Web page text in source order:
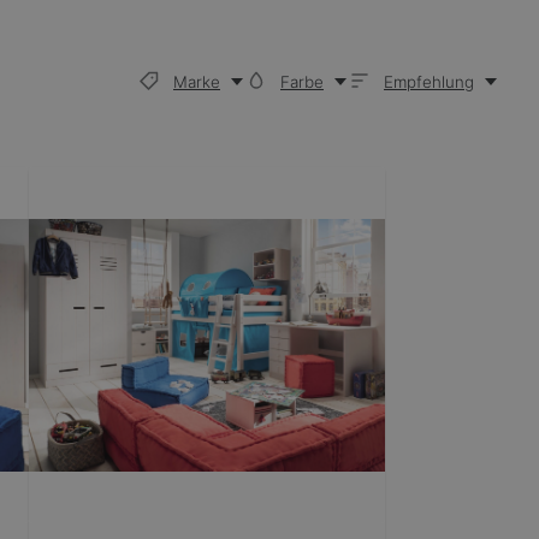
Marke
Farbe Empfehlung